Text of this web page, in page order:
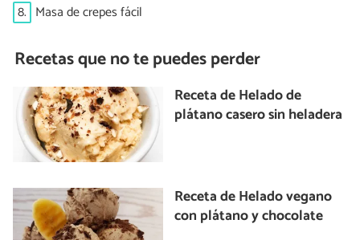
8. Masa de crepes fácil
Recetas que no te puedes perder
Receta de Helado de
plátano casero sin heladera
Receta de Helado vegano
con plátano y chocolate